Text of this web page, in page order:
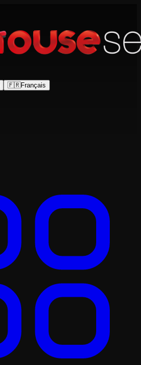
🇫🇷Français